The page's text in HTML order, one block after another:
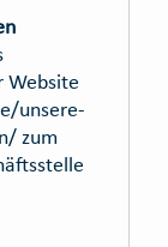
Website
unsere-
zum